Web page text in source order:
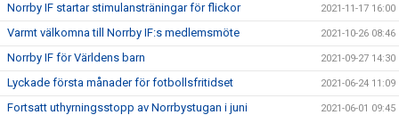
Norrby IF startar stimulansträningar för flickor 2021-11-17 16:00
Varmt välkomna till Norrby IF:s medlemsmöte 2021-10-26 08:46
Norrby IF för Världens barn 2021-09-27 14:30
Lyckade första månader för fotbollsfritidset 2021-06-24 11:09
Fortsatt uthyrningsstopp av Norrbystugan i juni 2021-06-01 09:45